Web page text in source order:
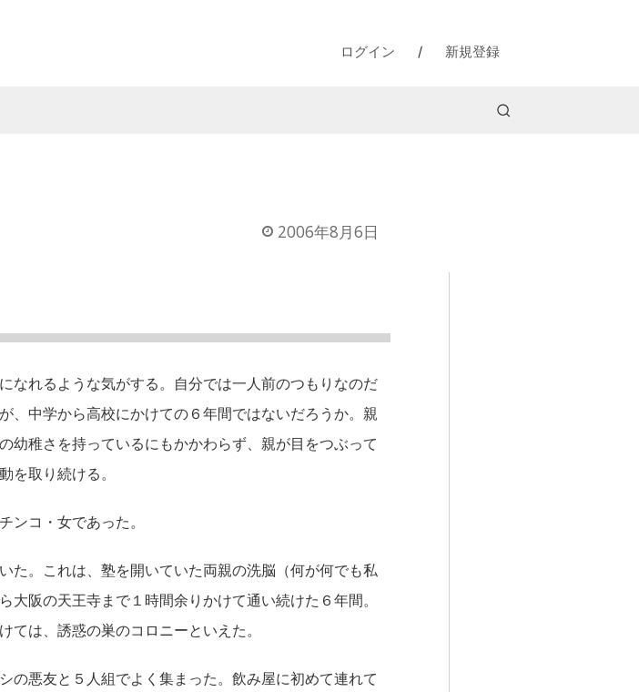
ログイン / 新規登録
2006年8月6日
れるような気がする。自分では一人前のつもりなのだ
、中学から高校にかけての６年間ではないだろうか。親
幼稚さを持っているにもかかわらず、親が目をつぶって
を取り続ける。
コ・女であった。
。これは、塾を開いていた両親の洗脳（何が何でも私
阪の天王寺まで１時間余りかけて通い続けた６年間。
は、誘惑の巣のコロニーといえた。
悪友と５人組でよく集まった。飲み屋に初めて連れて